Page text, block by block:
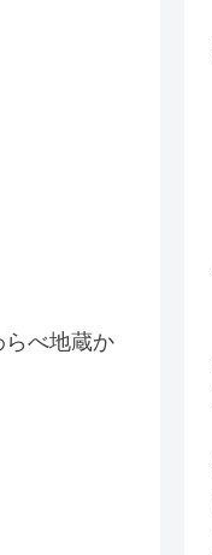
べ地蔵か